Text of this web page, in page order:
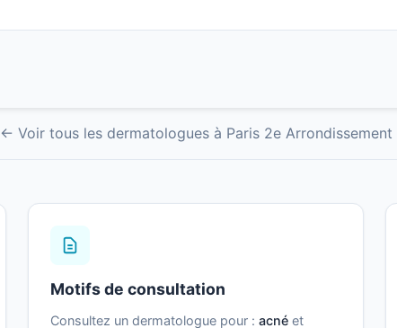
← Voir tous les dermatologues à Paris 2e Arrondissement
Motifs de consultation
Consultez un dermatologue pour :acné et